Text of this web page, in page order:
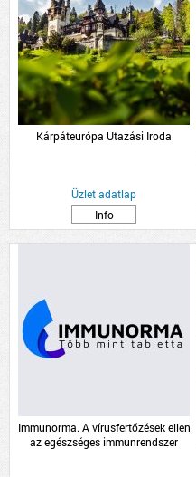
Kárpáteurópa Utazási Iroda
Üzlet adatlap
Info
Immunorma. A vírusfertőzések ellen
az egészséges immunrendszer